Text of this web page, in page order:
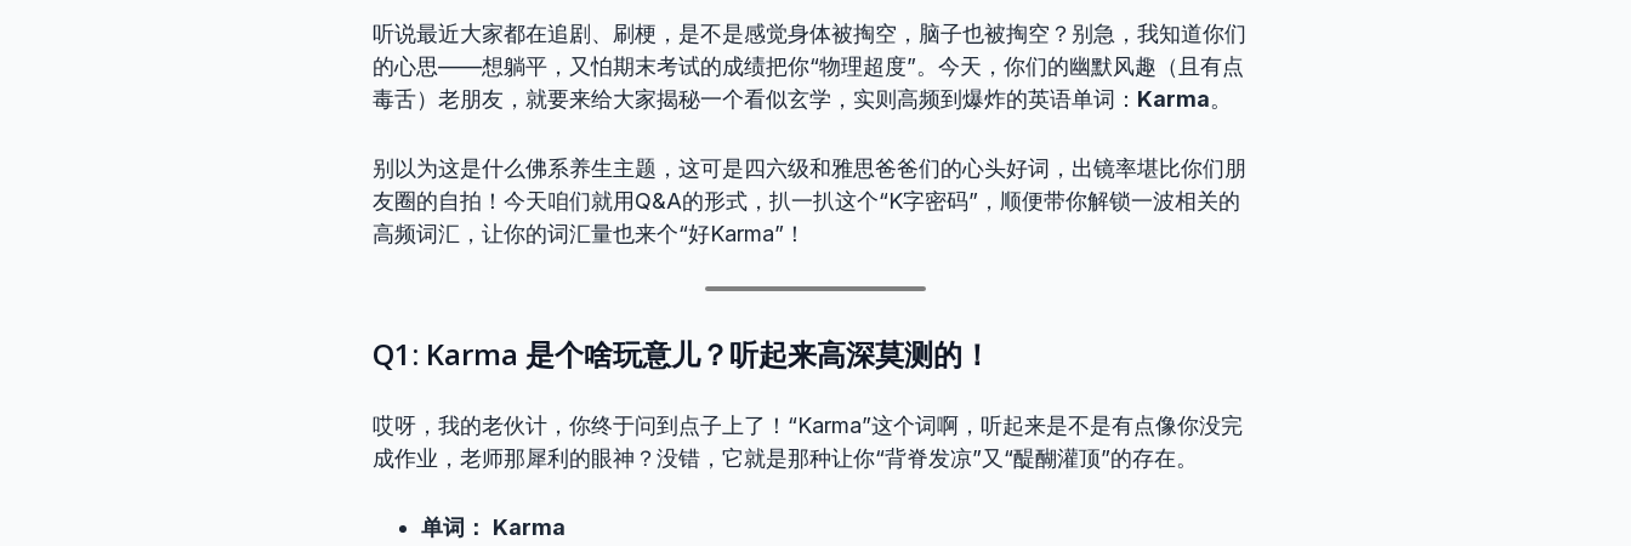
听说最近大家都在追剧、刷梗，是不是感觉身体被掏空，脑子也被掏空？别急，我知道你们
的心思——想躺平，又怕期末考试的成绩把你“物理超度”。今天，你们的幽默风趣（且有点
毒舌）老朋友，就要来给大家揭秘一个看似玄学，实则高频到爆炸的英语单词： Karma。
别以为这是什么佛系养生主题，这可是四六级和雅思爸爸们的心头好词，出镜率堪比你们朋
友圈的自拍！今天咱们就用Q&A的形式，扒一扒这个“K字密码”，顺便带你解锁一波相关的
高频词汇，让你的词汇量也来个“好Karma”！
Q1: Karma 是个啥玩意儿？听起来高深莫测的！
哎呀，我的老伙计，你终于问到点子上了！“Karma”这个词啊，听起来是不是有点像你没完
成作业，老师那犀利的眼神？没错，它就是那种让你“背脊发凉”又“醍醐灌顶”的存在。
单词：
Karma